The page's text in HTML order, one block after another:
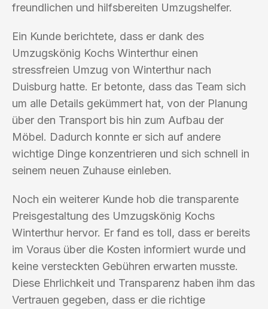
freundlichen und hilfsbereiten Umzugshelfer.
Ein Kunde berichtete, dass er dank des
Umzugskönig Kochs Winterthur einen
stressfreien Umzug von Winterthur nach
Duisburg hatte. Er betonte, dass das Team sich
um alle Details gekümmert hat, von der Planung
über den Transport bis hin zum Aufbau der
Möbel. Dadurch konnte er sich auf andere
wichtige Dinge konzentrieren und sich schnell in
seinem neuen Zuhause einleben.
Noch ein weiterer Kunde hob die transparente
Preisgestaltung des Umzugskönig Kochs
Winterthur hervor. Er fand es toll, dass er bereits
im Voraus über die Kosten informiert wurde und
keine versteckten Gebühren erwarten musste.
Diese Ehrlichkeit und Transparenz haben ihm das
Vertrauen gegeben, dass er die richtige